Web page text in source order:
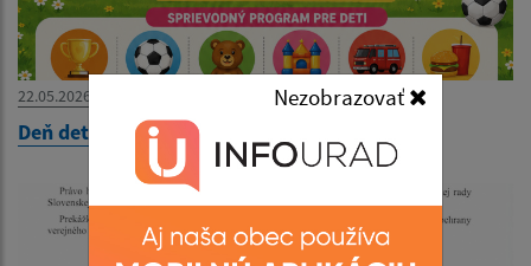
Nezobrazovať
22.05.2026
Deň detí 2026